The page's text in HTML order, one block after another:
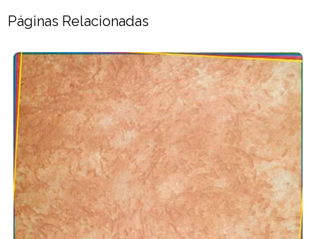
Páginas Relacionadas